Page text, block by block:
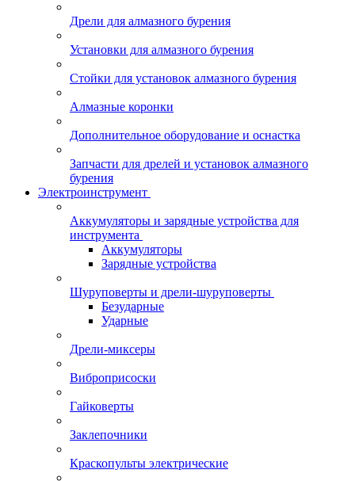
Дрели для алмазного бурения
Установки для алмазного бурения
Стойки для установок алмазного бурения
Алмазные коронки
Дополнительное оборудование и оснастка
Запчасти для дрелей и установок алмазного
бурения
Электроинструмент
Аккумуляторы и зарядные устройства для
инструмента
Аккумуляторы
Зарядные устройства
Шуруповерты и дрели-шуруповерты
Безударные
Ударные
Дрели-миксеры
Виброприсоски
Гайковерты
Заклепочники
Краскопульты электрические